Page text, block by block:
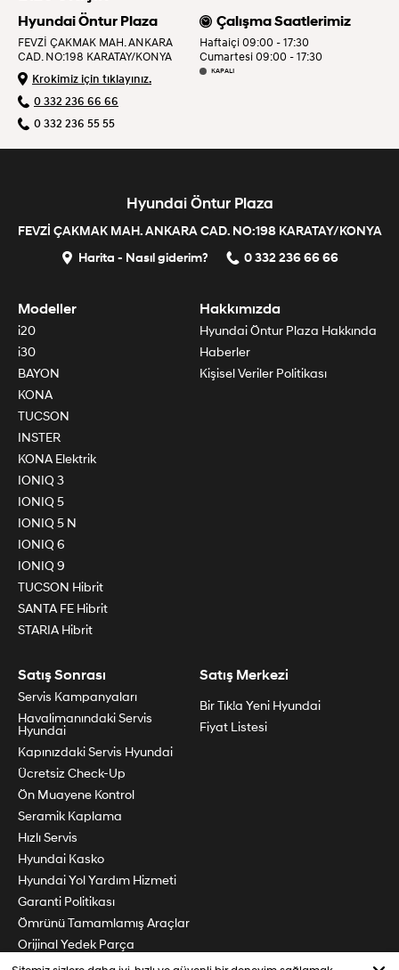
Hyundai Öntur Plaza
FEVZİ ÇAKMAK MAH. ANKARA
CAD. NO:198 KARATAY/KONYA
Krokimiz için tıklayınız.
0 332 236 66 66
0 332 236 55 55
Çalışma Saatlerimiz
Haftaiçi 09:00 - 17:30
Cumartesi 09:00 - 17:30
KAPALI
Hyundai Öntur Plaza
FEVZİ ÇAKMAK MAH. ANKARA CAD. NO:198 KARATAY/KONYA
Harita - Nasıl giderim?
0 332 236 66 66
Modeller
i20
i30
BAYON
KONA
TUCSON
INSTER
KONA Elektrik
IONIQ 3
IONIQ 5
IONIQ 5 N
IONIQ 6
IONIQ 9
TUCSON Hibrit
SANTA FE Hibrit
STARIA Hibrit
Satış Sonrası
Servis Kampanyaları
Havalimanındaki Servis
Hyundai
Kapınızdaki Servis Hyundai
Ücretsiz Check-Up
Ön Muayene Kontrol
Seramik Kaplama
Hızlı Servis
Hyundai Kasko
Hyundai Yol Yardım Hizmeti
Garanti Politikası
Ömrünü Tamamlamış Araçlar
Orijinal Yedek Parça
Periyodik Bakım
Satış Merkezi
Bir Tık!a Yeni Hyundai
Fiyat Listesi
Hakkımızda
Hyundai Öntur Plaza Hakkında
Haberler
Kişisel Veriler Politikası